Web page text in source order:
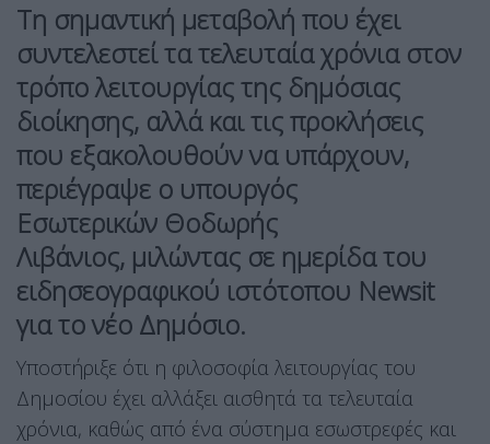
Τη σημαντική μεταβολή που έχει
συντελεστεί τα τελευταία χρόνια στον
τρόπο λειτουργίας της δημόσιας
διοίκησης, αλλά και τις προκλήσεις
που εξακολουθούν να υπάρχουν,
περιέγραψε ο υπουργός
Εσωτερικών Θοδωρής
Λιβάνιος, μιλώντας σε ημερίδα του
ειδησεογραφικού ιστότοπου Newsit
για το νέο Δημόσιο.
Υποστήριξε ότι η φιλοσοφία λειτουργίας του
Δημοσίου έχει αλλάξει αισθητά τα τελευταία
χρόνια, καθώς από ένα σύστημα εσωστρεφές και